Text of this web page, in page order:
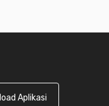
Aplikasi